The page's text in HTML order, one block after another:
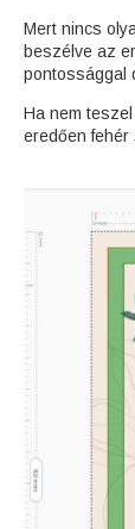
Mert nincs
beszélve az
pontossággal
Ha nem
eredően fehér